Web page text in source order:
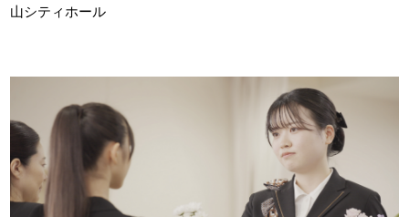
山シティホール